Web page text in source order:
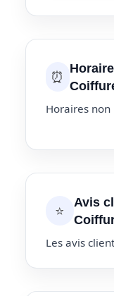
⏰
Horaires non
⭐
Avis
Les avis